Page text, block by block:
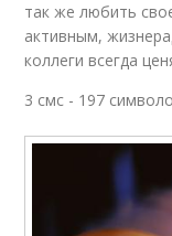
так же любить
активным,
коллеги всегда
3 смс - 197